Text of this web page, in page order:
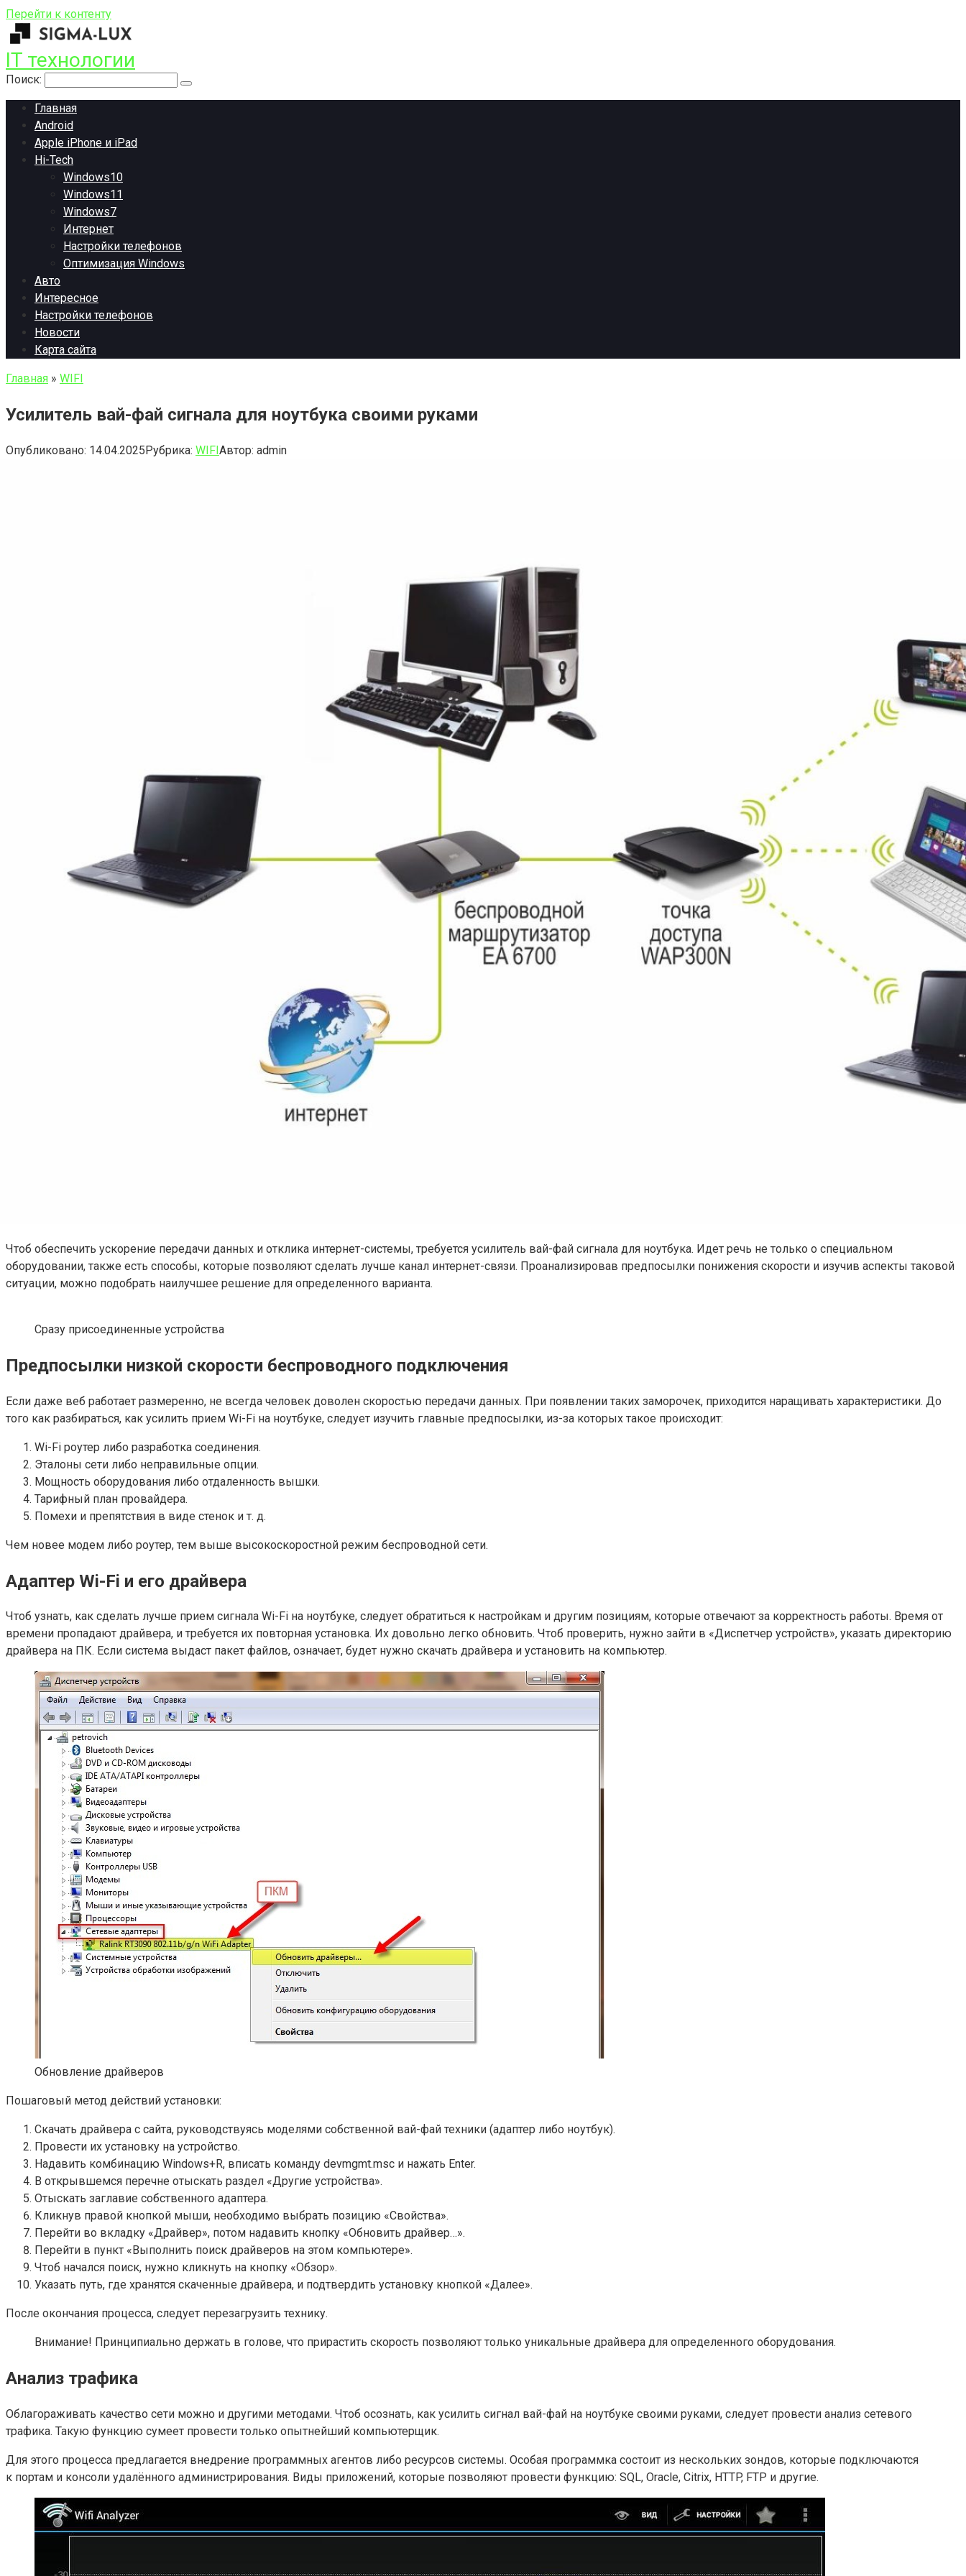
Перейти к контенту
IT технологии
Поиск:
Главная
Android
Apple iPhone и iPad
Hi-Tech
Windows10
Windows11
Windows7
Интернет
Настройки телефонов
Оптимизация Windows
Авто
Интересное
Настройки телефонов
Новости
Карта сайта
Главная » WIFI
Усилитель вай-фай сигнала для ноутбука своими руками
Опубликовано: 14.04.2025Рубрика: WIFIАвтор: admin
Чтоб обеспечить ускорение передачи данных и отклика интернет-системы, требуется усилитель вай-фай сигнала для ноутбука. Идет речь не только о специальном
оборудовании, также есть способы, которые позволяют сделать лучше канал интернет-связи. Проанализировав предпосылки понижения скорости и изучив аспекты таковой
ситуации, можно подобрать наилучшее решение для определенного варианта.
Сразу присоединенные устройства
Предпосылки низкой скорости беспроводного подключения
Если даже веб работает размеренно, не всегда человек доволен скоростью передачи данных. При появлении таких заморочек, приходится наращивать характеристики. До
того как разбираться, как усилить прием Wi-Fi на ноутбуке, следует изучить главные предпосылки, из-за которых такое происходит:
Wi-Fi роутер либо разработка соединения.
Эталоны сети либо неправильные опции.
Мощность оборудования либо отдаленность вышки.
Тарифный план провайдера.
Помехи и препятствия в виде стенок и т. д.
Чем новее модем либо роутер, тем выше высокоскоростной режим беспроводной сети.
Адаптер Wi-Fi и его драйвера
Чтоб узнать, как сделать лучше прием сигнала Wi-Fi на ноутбуке, следует обратиться к настройкам и другим позициям, которые отвечают за корректность работы. Время от
времени пропадают драйвера, и требуется их повторная установка. Их довольно легко обновить. Чтоб проверить, нужно зайти в «Диспетчер устройств», указать директорию
драйвера на ПК. Если система выдаст пакет файлов, означает, будет нужно скачать драйвера и установить на компьютер.
Обновление драйверов
Пошаговый метод действий установки:
Скачать драйвера с сайта, руководствуясь моделями собственной вай-фай техники (адаптер либо ноутбук).
Провести их установку на устройство.
Надавить комбинацию Windows+R, вписать команду devmgmt.msc и нажать Enter.
В открывшемся перечне отыскать раздел «Другие устройства».
Отыскать заглавие собственного адаптера.
Кликнув правой кнопкой мыши, необходимо выбрать позицию «Свойства».
Перейти во вкладку «Драйвер», потом надавить кнопку «Обновить драйвер…».
Перейти в пункт «Выполнить поиск драйверов на этом компьютере».
Чтоб начался поиск, нужно кликнуть на кнопку «Обзор».
Указать путь, где хранятся скаченные драйвера, и подтвердить установку кнопкой «Далее».
После окончания процесса, следует перезагрузить технику.
Внимание! Принципиально держать в голове, что прирастить скорость позволяют только уникальные драйвера для определенного оборудования.
Анализ трафика
Облагораживать качество сети можно и другими методами. Чтоб осознать, как усилить сигнал вай-фай на ноутбуке своими руками, следует провести анализ сетевого
трафика. Такую функцию сумеет провести только опытнейший компьютерщик.
Для этого процесса предлагается внедрение программных агентов либо ресурсов системы. Особая программка состоит из нескольких зондов, которые подключаются
к портам и консоли удалённого администрирования. Виды приложений, которые позволяют провести функцию: SQL, Oracle, Citrix, HTTP, FTP и другие.